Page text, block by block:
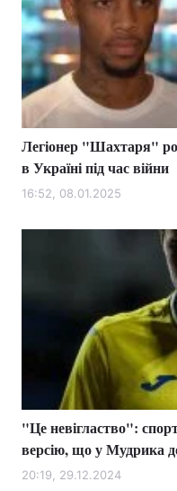
Легіонер "Шахтаря"
в Україні під час війни
16:52, 08.01.2025
"Це невігластво":
версію, що у Мудрика
20:19, 29.12.2024